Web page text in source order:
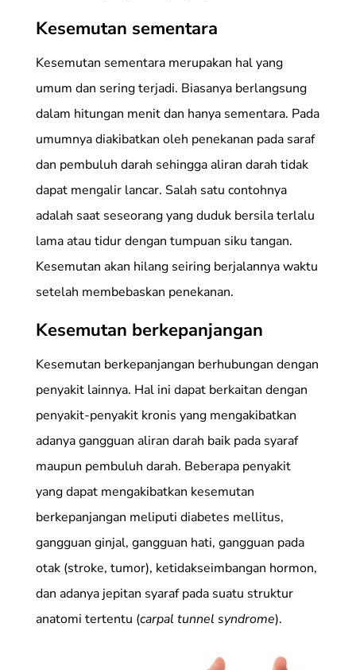
Kesemutan sementara
Kesemutan sementara merupakan hal yang
umum dan sering terjadi. Biasanya berlangsung
dalam hitungan menit dan hanya sementara. Pada
umumnya diakibatkan oleh penekanan pada saraf
dan pembuluh darah sehingga aliran darah tidak
dapat mengalir lancar. Salah satu contohnya
adalah saat seseorang yang duduk bersila terlalu
lama atau tidur dengan tumpuan siku tangan.
Kesemutan akan hilang seiring berjalannya waktu
setelah membebaskan penekanan.
Kesemutan berkepanjangan
Kesemutan berkepanjangan berhubungan dengan
penyakit lainnya. Hal ini dapat berkaitan dengan
penyakit-penyakit kronis yang mengakibatkan
adanya gangguan aliran darah baik pada syaraf
maupun pembuluh darah. Beberapa penyakit
yang dapat mengakibatkan kesemutan
berkepanjangan meliputi diabetes mellitus,
gangguan ginjal, gangguan hati, gangguan pada
otak (stroke, tumor), ketidakseimbangan hormon,
dan adanya jepitan syaraf pada suatu struktur
anatomi tertentu (carpal tunnel syndrome).